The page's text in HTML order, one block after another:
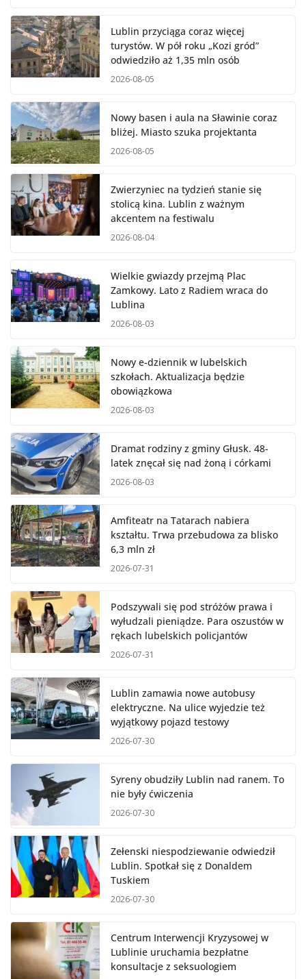
Lublin przyciąga coraz więcej
turystów. W pół roku „Kozi gród”
odwiedziło aż 1,35 mln osób
2026-08-05
Nowy basen i aula na Sławinie coraz
bliżej. Miasto szuka projektanta
2026-08-05
Zwierzyniec na tydzień stanie się
stolicą kina. Lublin z ważnym
akcentem na festiwalu
2026-08-04
Wielkie gwiazdy przejmą Plac
Zamkowy. Lato z Radiem wraca do
Lublina
2026-08-03
Nowy e-dziennik w lubelskich
szkołach. Aktualizacja będzie
obowiązkowa
2026-08-03
Dramat rodziny z gminy Głusk. 48-
latek znęcał się nad żoną i córkami
2026-08-03
Amfiteatr na Tatarach nabiera
kształtu. Trwa przebudowa za blisko
6,3 mln zł
2026-07-31
Podszywali się pod stróżów prawa i
wyłudzali pieniądze. Para oszustów w
rękach lubelskich policjantów
2026-07-31
Lublin zamawia nowe autobusy
elektryczne. Na ulice wyjedzie też
wyjątkowy pojazd testowy
2026-07-30
Syreny obudziły Lublin nad ranem. To
nie były ćwiczenia
2026-07-30
Zełenski niespodziewanie odwiedził
Lublin. Spotkał się z Donaldem
Tuskiem
2026-07-30
Centrum Interwencji Kryzysowej w
Lublinie uruchamia bezpłatne
konsultacje z seksuologiem